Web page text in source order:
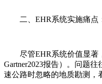
二、EHR系统实施痛点
尽管EHR系统价值显著
Gartner2023报告）。问题
速公路时忽略的地质勘测，